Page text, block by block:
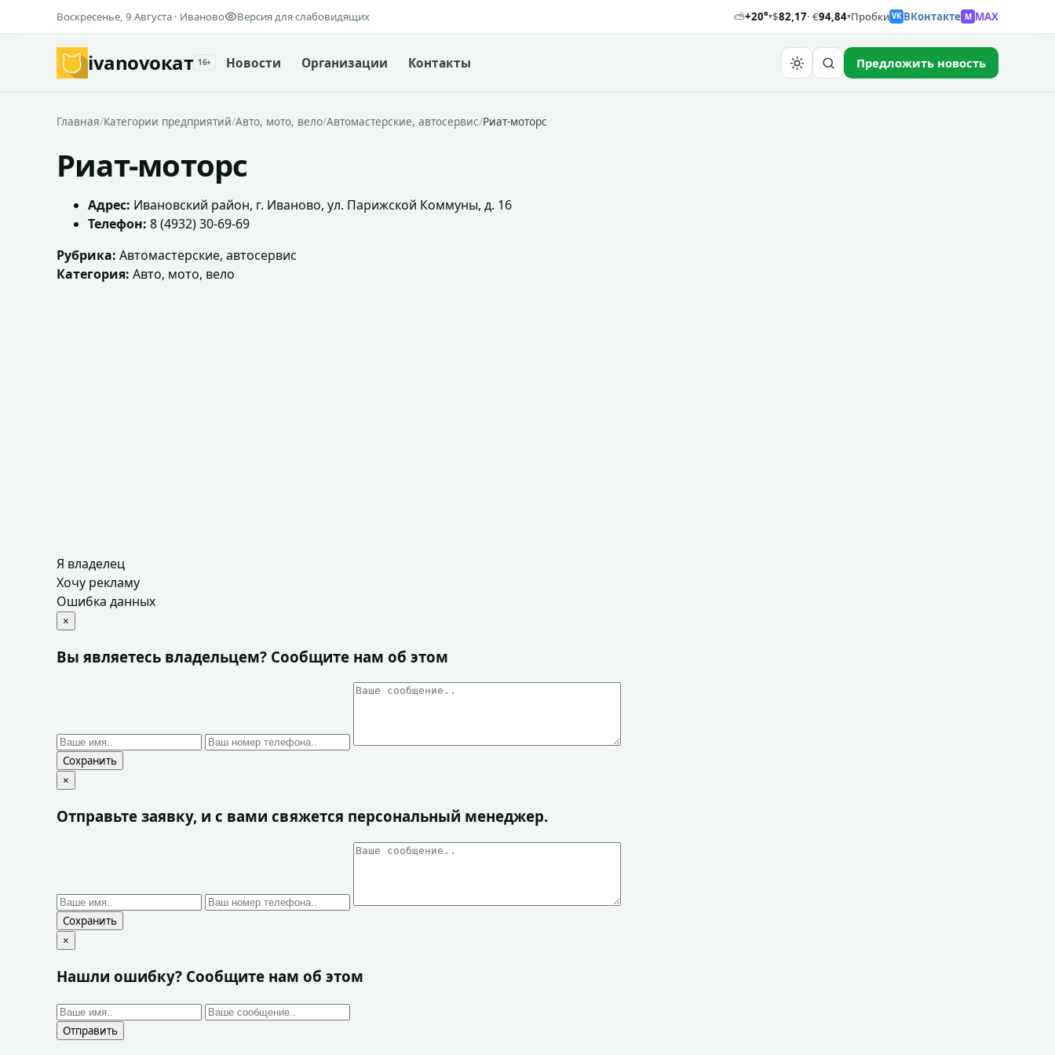
Воскресенье, 9 Августа · Иваново Версия для слабовидящих ⛅+20°▾$82,17· €94,84▾Пробки VK ВКонтакте M MAX
ivanovoкат 16+ Новости Организации Контакты Предложить новость
Главная/Категории предприятий/Авто, мото, вело/Автомастерские, автосервис/Риат-моторс
Риат-моторс
Адрес: Ивановский район, г. Иваново, ул. Парижской Коммуны, д. 16
Телефон: 8 (4932) 30-69-69
Рубрика: Автомастерские, автосервис
Категория: Авто, мото, вело
Я владелец
Хочу рекламу
Ошибка данных
×
Вы являетесь владельцем? Сообщите нам об этом
Сохранить
×
Отправьте заявку, и с вами свяжется персональный менеджер.
Сохранить
×
Нашли ошибку? Сообщите нам об этом
Отправить